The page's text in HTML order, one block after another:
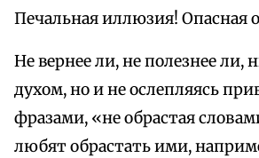
Печальная иллюзия! Опасная
Не вернее ли, не полезнее ли,
духом, но и не ослепляясь
фразами, «не обрастая
любят обрастать ими,